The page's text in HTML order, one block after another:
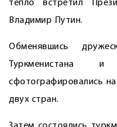
тепло встретил
Владимир Путин.
Обменявшись
Туркменистана
сфотографировались
двух стран.